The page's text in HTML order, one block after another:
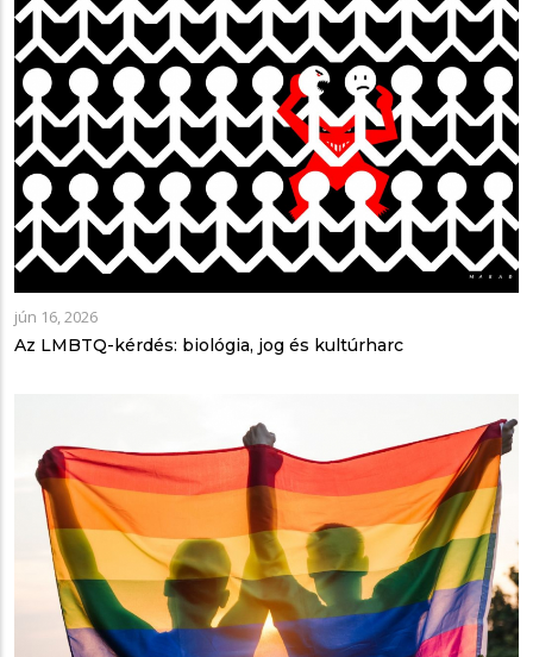
jún 16, 2026
Az LMBTQ-kérdés: biológia, jog és kultúrharc